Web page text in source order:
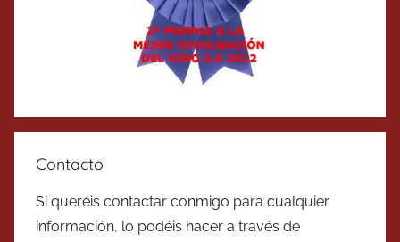
Contacto
Si queréis contactar conmigo para cualquier
información, lo podéis hacer a través de